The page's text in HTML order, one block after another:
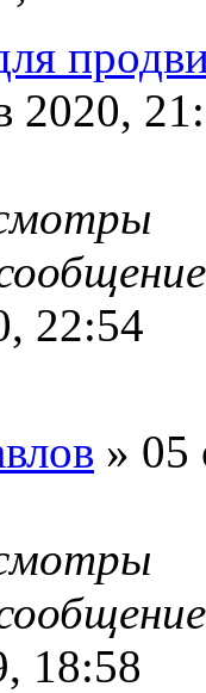
2020,
22:54
» 05
18:58